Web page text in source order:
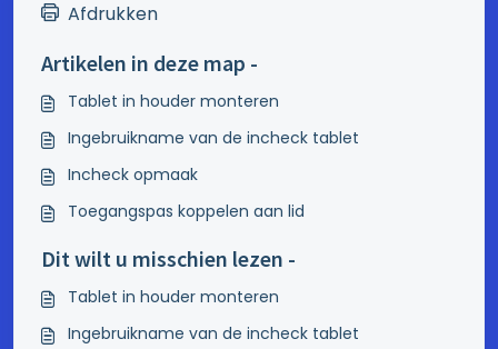
Afdrukken
Artikelen in deze map -
Tablet in houder monteren
Ingebruikname van de incheck tablet
Incheck opmaak
Toegangspas koppelen aan lid
Dit wilt u misschien lezen -
Tablet in houder monteren
Ingebruikname van de incheck tablet